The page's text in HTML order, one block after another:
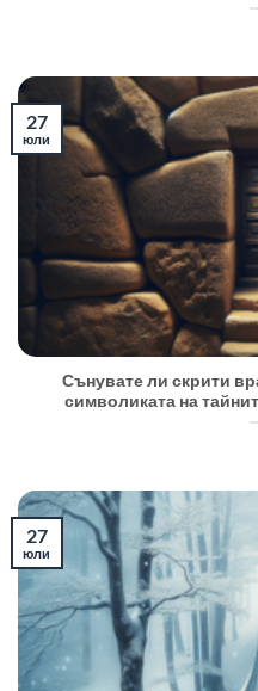
Сънувате ли скрити
символиката на
27
юли
27
юли